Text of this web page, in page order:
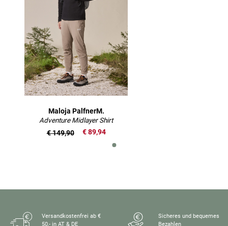
Maloja PalfnerM.
Adventure Midlayer Shirt
€ 89,94
€ 149,90
Versandkostenfrei ab €
50,- in AT & DE
Sicheres und bequemes
Bezahlen